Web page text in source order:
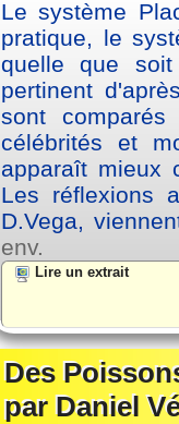
Le système
pratique, le
quelle que
pertinent
sont
célébrités et
apparaît mieux
Les réflexions
D.Vega,
env.
Lire un extrait
Des
par Daniel